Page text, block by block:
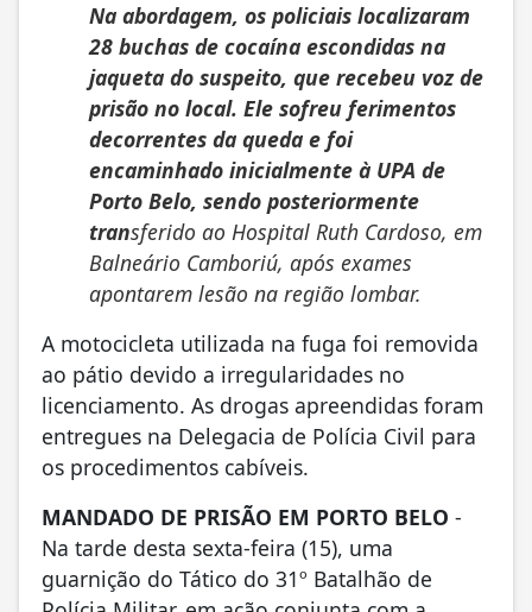
Na abordagem, os policiais localizaram
28 buchas de cocaína escondidas na
jaqueta do suspeito, que recebeu voz de
prisão no local. Ele sofreu ferimentos
decorrentes da queda e foi
encaminhado inicialmente à UPA de
Porto Belo, sendo posteriormente
transferido ao Hospital Ruth Cardoso, em
Balneário Camboriú, após exames
apontarem lesão na região lombar.
A motocicleta utilizada na fuga foi removida
ao pátio devido a irregularidades no
licenciamento. As drogas apreendidas foram
entregues na Delegacia de Polícia Civil para
os procedimentos cabíveis.
MANDADO DE PRISÃO EM PORTO BELO -
Na tarde desta sexta-feira (15), uma
guarnição do Tático do 31º Batalhão de